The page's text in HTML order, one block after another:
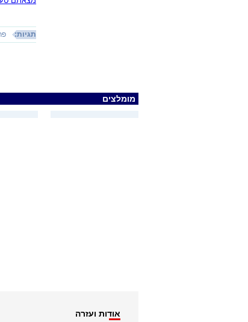
תגיות:
מומלצים
אודות ועזרה